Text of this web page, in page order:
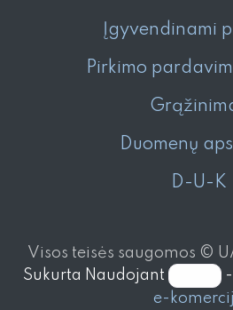
Įgyvendinami
Pirkimo
Duomenų
D-U-K
Visos teisės saugomos ©
Sukurta Naudojant
-
e-